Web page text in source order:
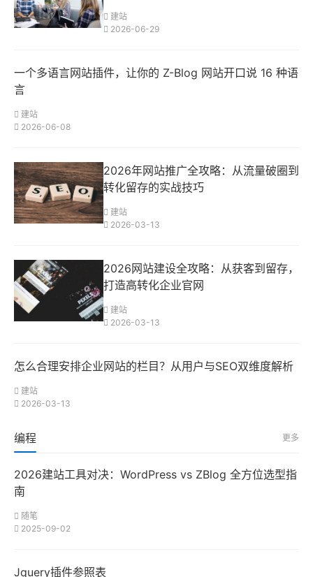
建站
2026-06-29
一个多语言网站插件，让你的 Z-Blog 网站开口说 16 种语
言
建站
2026-06-08
2026年网站推广全攻略：从流量破圈到
转化留存的实战技巧
建站
2026-03-13
2026网站建设全攻略：从获客到留存，
打造高转化企业官网
建站
2026-03-13
怎么合理安排企业网站的栏目？从用户与SEO双维度解析
建站
2026-03-13
编程 更多
2026建站工具对决：WordPress vs ZBlog 全方位选型指
南
随笔
2025-09-02
Jquery插件参照表